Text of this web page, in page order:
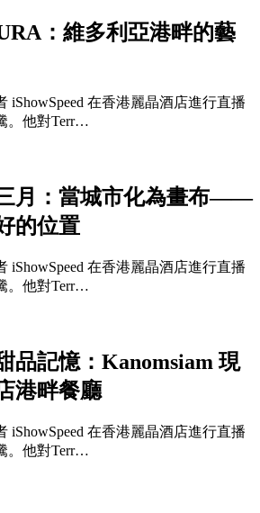
：維多利亞港畔的藝
iShowSpeed 在香港麗晶酒店進行直播
。他對Terr…
月：當城市化為畫布——
的位置
iShowSpeed 在香港麗晶酒店進行直播
。他對Terr…
品記憶：Kanomsiam 現
港畔餐廳
iShowSpeed 在香港麗晶酒店進行直播
。他對Terr…